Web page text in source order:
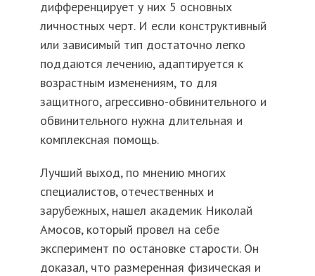
дифференцирует у них 5 основных
личностных черт. И если конструктивный
или зависимый тип достаточно легко
поддаются лечению, адаптируется к
возрастным изменениям, то для
защитного, агрессивно-обвинительного и
обвинительного нужна длительная и
комплексная помощь.
Лучший выход, по мнению многих
специалистов, отечественных и
зарубежных, нашел академик Николай
Амосов, который провел на себе
эксперимент по остановке старости. Он
доказал, что размеренная физическая и